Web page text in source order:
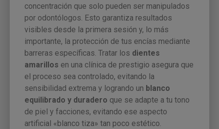
concentración que solo pueden ser manipulados
por odontólogos. Esto garantiza resultados
visibles desde la primera sesión y, lo más
importante, la protección de tus encías mediante
barreras específicas. Tratar los dientes
amarillos en una clínica de prestigio asegura que
el proceso sea controlado, evitando la
sensibilidad extrema y logrando un blanco
equilibrado y duradero que se adapte a tu tono
de piel y facciones, evitando ese aspecto
artificial «blanco tiza» tan poco estético.